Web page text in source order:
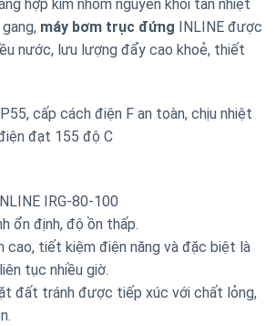
hợp kim nhôm nguyên khối tản nhiệt
máy bơm trục đứng INLINE được
nước, lưu lượng đẩy cao khoẻ, thiết
cấp cách điện F an toàn, chịu nhiệt
đạt 155 độ C
IRG-80-100
ổn định, độ ồn thấp.
cao, tiết kiệm điện năng và đặc biệt là
tục nhiều giờ.
đất tránh được tiếp xúc với chất lỏng,